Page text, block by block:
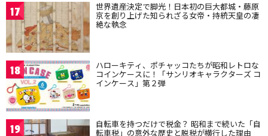
17 世界遺産決定で脚光！日本初の巨大都城・藤原
京を創り上げた知られざる女帝・持統天皇の凄
絶な執念
18 ハローキティ、ポチャッコたちが昭和レトロな
コインケースに！「サンリオキャラクターズ コ
インケース」第２弾
19 自転車を持つだけで税金？ 昭和まで続いた「自
転車税」の意外な歴史と脱税が横行した理由